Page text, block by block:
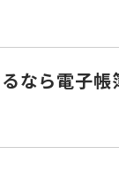
なら電子帳